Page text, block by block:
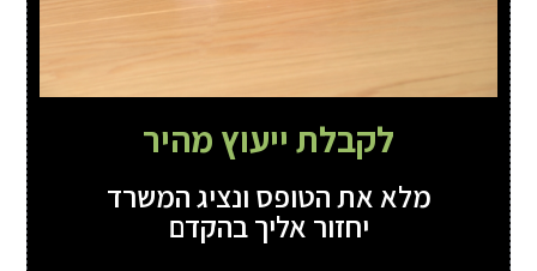
לקבלת ייעוץ מהיר
מלא את הטופס ונציג המשרד
יחזור אליך בהקדם